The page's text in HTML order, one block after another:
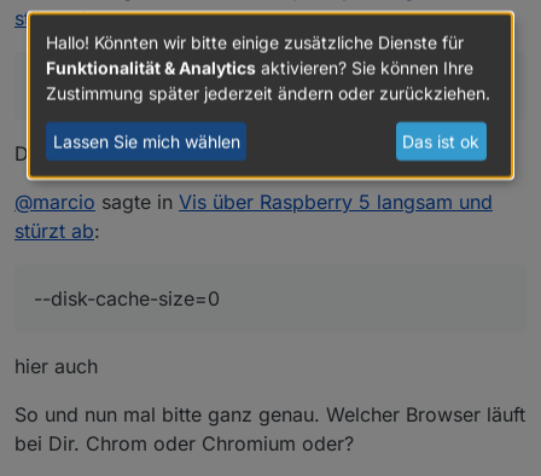
stürzt ab:
--media-cache-size=0
Da wird es wohl schon langsam sein.
@marcio sagte in Vis über Raspberry 5 langsam und
stürzt ab:
--disk-cache-size=0
hier auch
So und nun mal bitte ganz genau. Welcher Browser läuft
bei Dir. Chrom oder Chromium oder?
Hallo! Könnten wir bitte einige zusätzliche Dienste für
Funktionalität & Analytics aktivieren? Sie können Ihre
Zustimmung später jederzeit ändern oder zurückziehen.
Lassen Sie mich wählen Das ist ok